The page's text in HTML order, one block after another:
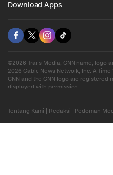
Download Apps
©2026 Trans Media, CNN name, logo
2026 Cable News Network, Inc. A
CNN and the CNN logo are registered
displayed with permission.
Tentang Kami Redaksi Pedoman